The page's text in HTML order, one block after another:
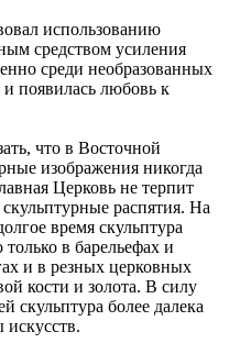
использованию
средством усиления
среди необразованных
и появилась любовь к
что в Восточной
изображения никогда
Церковь не терпит
распятия. На
время скульптура
в барельефах и
и в резных церковных
кости и золота. В силу
скульптура более далека
искусств.